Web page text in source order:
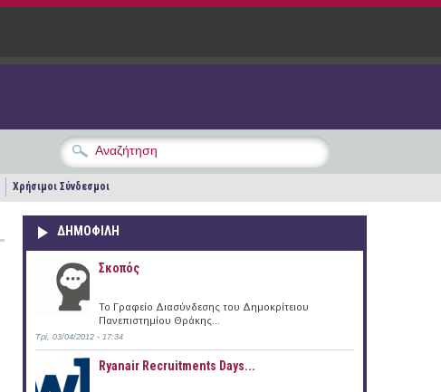
Χρήσιμοι Σύνδεσμοι
ΔΗΜΟΦΙΛΗ
Σκοπός
Το Γραφείο Διασύνδεσης του Δημοκρίτειου
Πανεπιστημίου Θράκης...
Τρί, 03/04/2012 - 17:34
Ryanair Recruitments Days...